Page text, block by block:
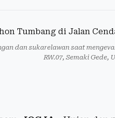
dan sukarelawan saat
RW.07, Semaki